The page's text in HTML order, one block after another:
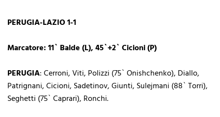
PERUGIA-LAZIO 1-1
Marcatore: 11` Balde (L), 45`+2` Cicioni (P)
PERUGIA: Cerroni, Viti, Polizzi (75` Onishchenko), Diallo,
Patrignani, Cicioni, Sadetinov, Giunti, Sulejmani (88` Torri),
Seghetti (75` Caprari), Ronchi.